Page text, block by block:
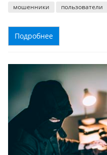
мошенники пользователи
Подробнее